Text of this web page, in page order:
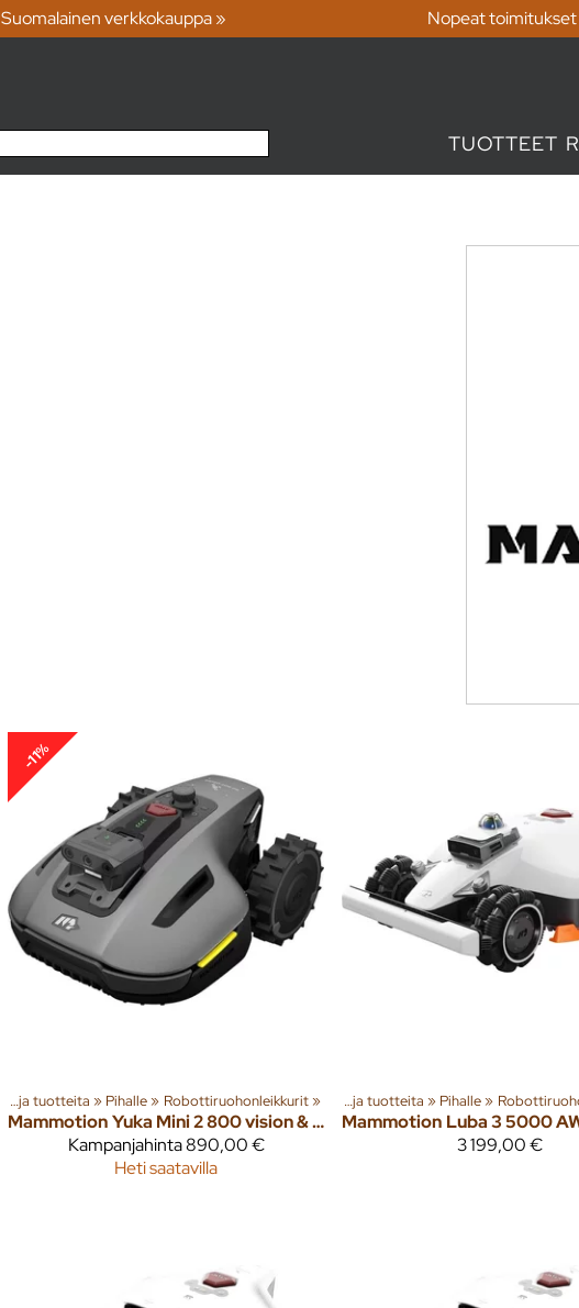
Suomalainen verkkokauppa » Nopeat
TUOTTEET
-11%
Tuoteryhmiä ja tuotteita ‪» Pihalle‪» Robottiruohonleikkurit‪»
Mammotion
Yuka Mini 2 800 vision & RTK robottiruohonleikkuri
Kampanjahinta890,00 €
Heti saatavilla
Tuoteryhmiä ja tuotteita ‪» Pihalle‪»
Mammotion
3 199,00 €